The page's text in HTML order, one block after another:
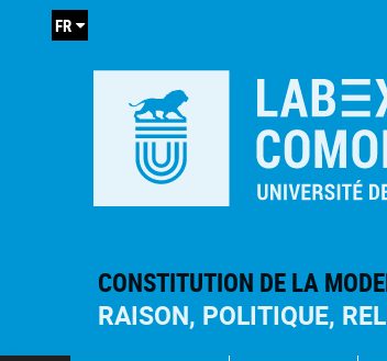
CONSTITUTION DE LA
RAISON, POLITIQUE,
FR